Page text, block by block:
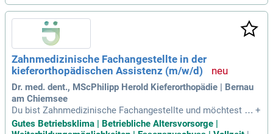
n Praxisablauf. Teamfähigkeit und Eigeninitiative sind für di
ch selbstverständlich und fördern eine positive Arbeitsatmo
sphäre. Begeistere Patienten und Kollegen mit deinem freun
dlichen Auftreten! Freue dich auf vielfältige Firmenevents un
d Veranstaltungen, die Spaß und Abwechslung in deinen Ber
ufsalltag bringen.
Zahnmedizinische Fachangestellte in der
kieferorthopädischen Assistenz (m/w/d)
Dr. med. dent., MScPhilipp Herold Kieferorthopädie | Bernau
am Chiemsee
Du bist Zahnmedizinische Fachangestellte und möchtest in
einem modernen Umfeld arbeiten? Bei uns erwarten dich ein
+
Gutes Betriebsklima | Betriebliche Altersvorsorge |